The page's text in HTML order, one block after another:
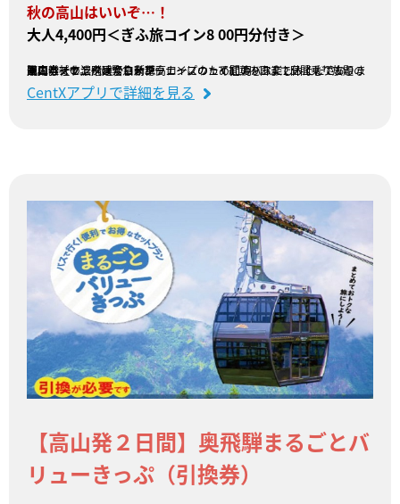
秋の高山はいいぞ…！
大人4,400円＜ぎふ旅コイン800円分付き＞
高山バスセンターから新穂高ロープウェイ間のバスに2日間乗り放題の乗車券です。
国内唯一の二階建てロープウェイにのって紅葉をお楽しみください。
※ロープウェイは緊急メンテナンスのため11月9日まで休止しております。
販売会社：濃飛乗合自動車
CentXアプリで詳細を見る
【高山発２日間】奥飛騨まるごとバ
リューきっぷ（引換券）